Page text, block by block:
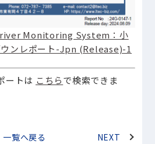
Monitoring System：小
ンレポート-Jpn (Release)-1
ートは こちらで検索できま
一覧へ戻る NEXT